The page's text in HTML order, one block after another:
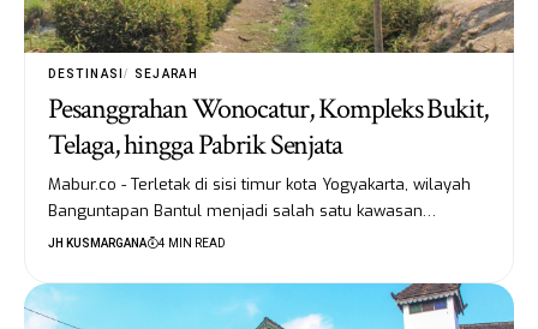
DESTINASI SEJARAH
Pesanggrahan Wonocatur, Kompleks Bukit,
Telaga, hingga Pabrik Senjata
Mabur.co - Terletak di sisi timur kota Yogyakarta, wilayah
Banguntapan Bantul menjadi salah satu kawasan…
JH KUSMARGANA 4 MIN READ